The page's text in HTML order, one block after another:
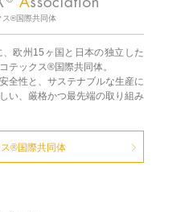
ス®国際共同体
欧州15ヶ国と日本の独立した
テックス®国際共同体。
全性と、サステナブルな生産に
い、厳格かつ最先端の取り組み
®国際共同体